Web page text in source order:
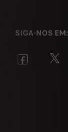
SIGA-NOS EM: